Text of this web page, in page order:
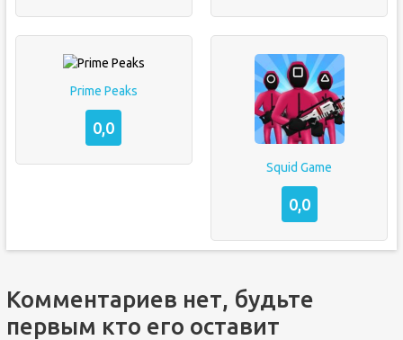
Prime Peaks
0,0
Squid Game
0,0
Комментариев нет, будьте
первым кто его оставит